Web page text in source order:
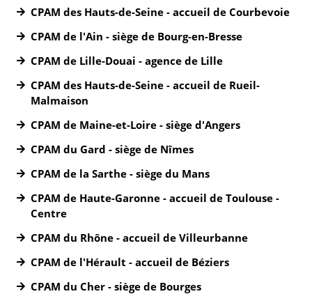
CPAM des Hauts-de-Seine - accueil de Courbevoie
CPAM de l'Ain - siège de Bourg-en-Bresse
CPAM de Lille-Douai - agence de Lille
CPAM des Hauts-de-Seine - accueil de Rueil-
Malmaison
CPAM de Maine-et-Loire - siège d'Angers
CPAM du Gard - siège de Nîmes
CPAM de la Sarthe - siège du Mans
CPAM de Haute-Garonne - accueil de Toulouse -
Centre
CPAM du Rhône - accueil de Villeurbanne
CPAM de l'Hérault - accueil de Béziers
CPAM du Cher - siège de Bourges